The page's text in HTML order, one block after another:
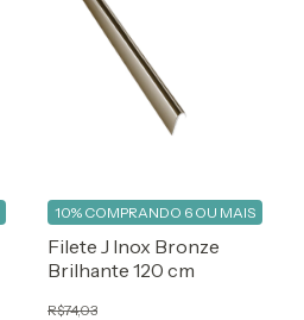
Filete J Inox Bronze
Brilhante 120 cm
R$74,03
10% COMPRANDO 6 OU MAIS